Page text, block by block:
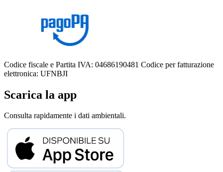
Codice fiscale e Partita IVA: 04686190481 Codice per fatturazione
elettronica: UFNBJI
Scarica la app
Consulta rapidamente i dati ambientali.